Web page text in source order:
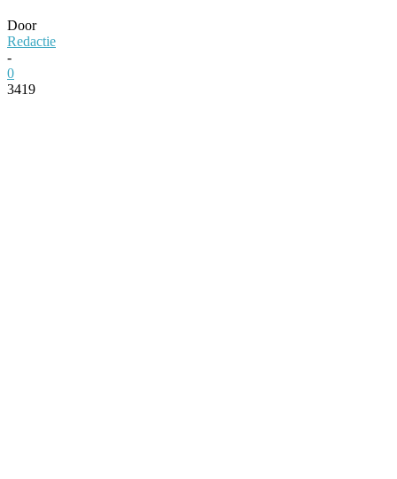
Door
Redactie
-
0
3419